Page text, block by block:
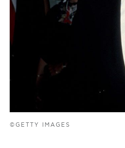
©GETTY IMAGES